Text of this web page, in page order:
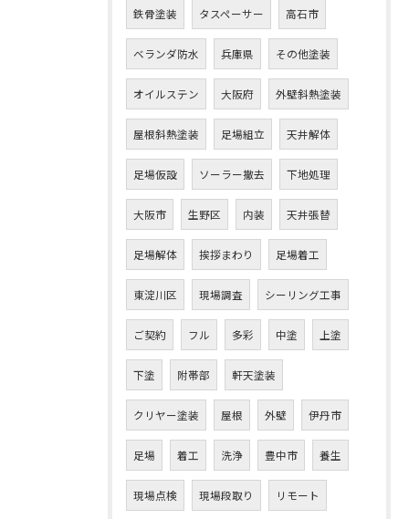
鉄骨塗装 タスペーサー 高石市
ベランダ防水 兵庫県 その他塗装
オイルステン 大阪府 外壁斜熱塗装
屋根斜熱塗装 足場組立 天井解体
足場仮設 ソーラー撤去 下地処理
大阪市 生野区 内装 天井張替
足場解体 挨拶まわり 足場着工
東淀川区 現場調査 シーリング工事
ご契約 フル 多彩 中塗 上塗
下塗 附帯部 軒天塗装
クリヤー塗装 屋根 外壁 伊丹市
足場 着工 洗浄 豊中市 養生
現場点検 現場段取り リモート